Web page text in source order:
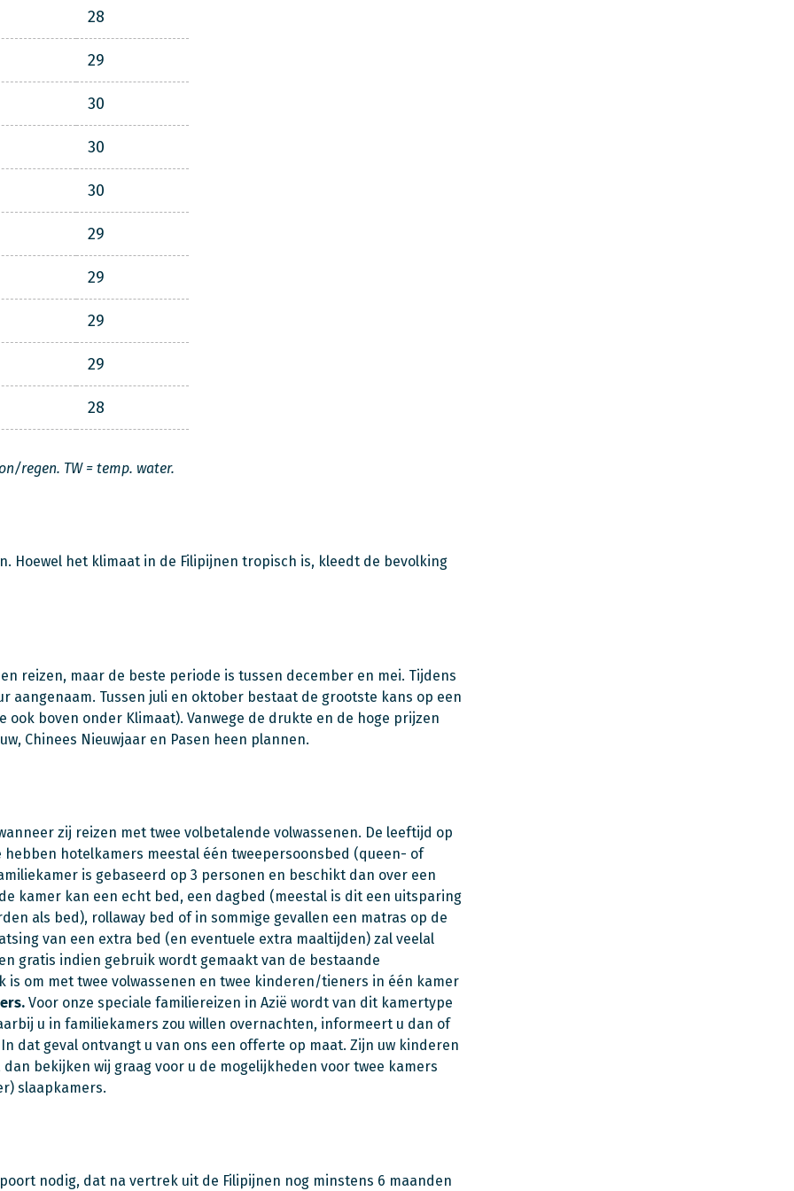
28
29
30
30
30
29
29
29
29
28
regen. TW = temp. water.
Hoewel het klimaat in de Filipijnen tropisch is, kleedt de bevolking
reizen, maar de beste periode is tussen december en mei. Tijdens
aangenaam. Tussen juli en oktober bestaat de grootste kans op een
boven onder Klimaat). Vanwege de drukte en de hoge prijzen
Chinees Nieuwjaar en Pasen heen plannen.
zij reizen met twee volbetalende volwassenen. De leeftijd op
hotelkamers meestal één tweepersoonsbed (queen- of
is gebaseerd op 3 personen en beschikt dan over een
kamer kan een echt bed, een dagbed (meestal is dit een uitsparing
als bed), rollaway bed of in sommige gevallen een matras op de
van een extra bed (en eventuele extra maaltijden) zal veelal
gratis indien gebruik wordt gemaakt van de bestaande
om met twee volwassenen en twee kinderen/tieners in één kamer
Voor onze speciale familiereizen in Azië wordt van dit kamertype
u in familiekamers zou willen overnachten, informeert u dan of
dat geval ontvangt u van ons een offerte op maat. Zijn uw kinderen
bekijken wij graag voor u de mogelijkheden voor twee kamers
slaapkamers.
nodig, dat na vertrek uit de Filipijnen nog minstens 6 maanden